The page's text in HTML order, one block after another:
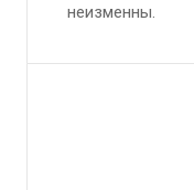
неизменны.